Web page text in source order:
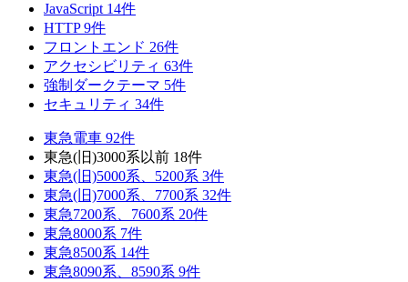
JavaScript 14件
HTTP9件
フロントエンド 26件
アクセシビリティ 63件
強制ダークテーマ 5件
セキュリティ 34件
東急電車 92件
東急(旧)3000系以前 18件
東急(旧)5000系、5200系 3件
東急(旧)7000系、7700系 32件
東急7200系、7600系 20件
東急8000系 7件
東急8500系 14件
東急8090系、8590系 9件